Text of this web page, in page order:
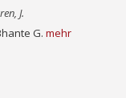
J.
G. mehr